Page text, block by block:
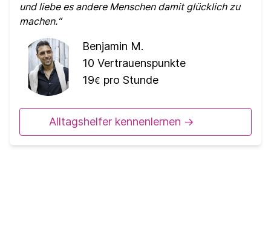
und liebe es andere Menschen damit glücklich zu
machen.
Benjamin M.
10 Vertrauenspunkte
19€ pro Stunde
Alltagshelfer kennenlernen ->